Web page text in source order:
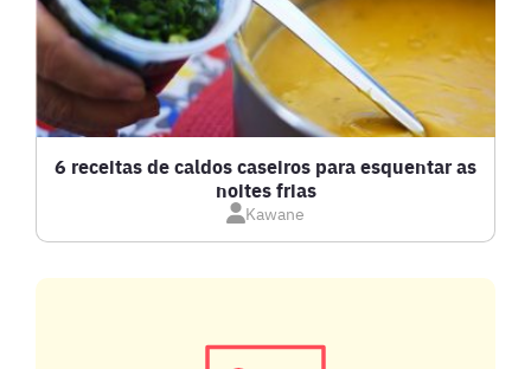
BISCOITOS
BOLOS E TORTAS
CALDOS
CARNE BOVINA
6 receitas de caldos caseiros para esquentar as
noites frias
Kawane